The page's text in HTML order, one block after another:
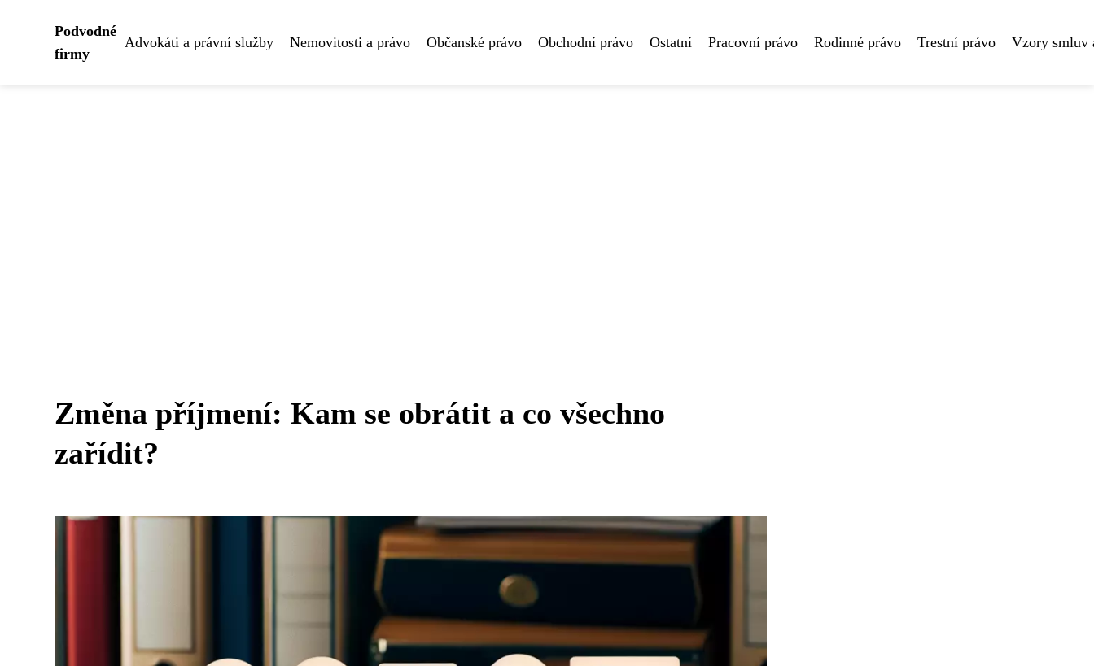
Podvodné
firmy
Advokáti a právní služby Nemovitosti a právo Občanské právo Obchodní právo Ostatní Pracovní právo Rodinné právo Trestní právo Vzory smluv
Změna příjmení: Kam se obrátit a co všechno
zařídit?